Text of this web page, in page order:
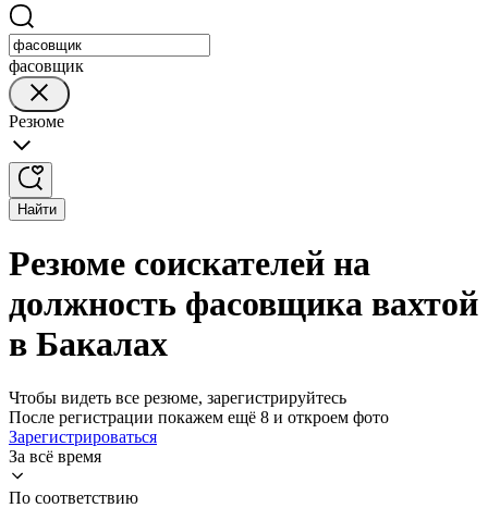
фасовщик
Резюме
Найти
Резюме соискателей на
должность фасовщика вахтой
в Бакалах
Чтобы видеть все резюме, зарегистрируйтесь
После регистрации покажем ещё 8 и откроем фото
Зарегистрироваться
За всё время
По соответствию